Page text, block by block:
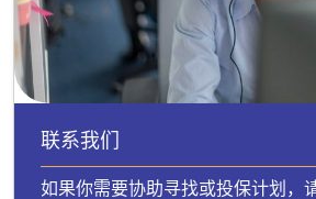
联系我们
如果你需要协助寻找或投保计划，